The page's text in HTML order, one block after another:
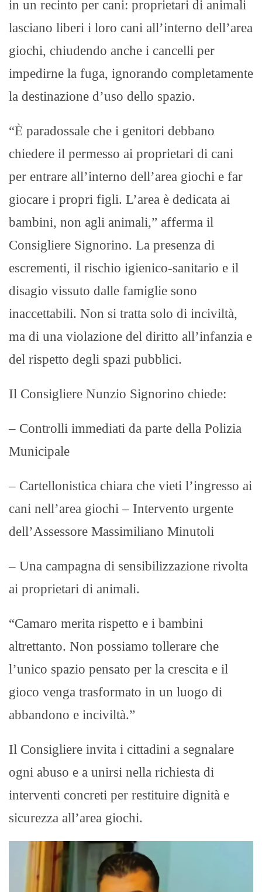
in un recinto per cani: proprietari di animali
lasciano liberi i loro cani all’interno dell’area
giochi, chiudendo anche i cancelli per
impedirne la fuga, ignorando completamente
la destinazione d’uso dello spazio.
“È paradossale che i genitori debbano
chiedere il permesso ai proprietari di cani
per entrare all’interno dell’area giochi e far
giocare i propri figli. L’area è dedicata ai
bambini, non agli animali,” afferma il
Consigliere Signorino. La presenza di
escrementi, il rischio igienico-sanitario e il
disagio vissuto dalle famiglie sono
inaccettabili. Non si tratta solo di inciviltà,
ma di una violazione del diritto all’infanzia e
del rispetto degli spazi pubblici.
Il Consigliere Nunzio Signorino chiede:
– Controlli immediati da parte della Polizia
Municipale
– Cartellonistica chiara che vieti l’ingresso ai
cani nell’area giochi – Intervento urgente
dell’Assessore Massimiliano Minutoli
– Una campagna di sensibilizzazione rivolta
ai proprietari di animali.
“Camaro merita rispetto e i bambini
altrettanto. Non possiamo tollerare che
l’unico spazio pensato per la crescita e il
gioco venga trasformato in un luogo di
abbandono e inciviltà.”
Il Consigliere invita i cittadini a segnalare
ogni abuso e a unirsi nella richiesta di
interventi concreti per restituire dignità e
sicurezza all’area giochi.